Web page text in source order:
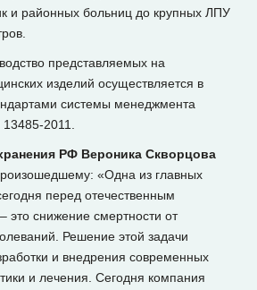
и районных больниц до крупных ЛПУ
представляемых на
изделий осуществляется в
системы менеджмента
2011.
РФ Вероника Скворцова
«Одна из главных
перед отечественным
это снижение смертности от
Решение этой задачи
и внедрения современных
и лечения. Сегодня компания